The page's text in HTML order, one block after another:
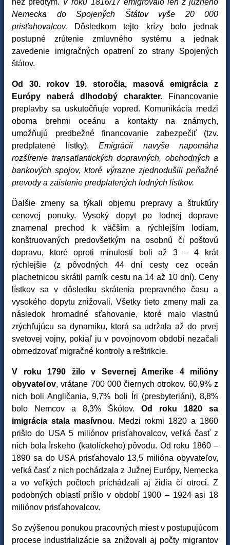
než predtým. V roku 1816/17 emigrovalo len z južného
Nemecka do Spojených Štátov vyše 20 000
prisťahovalcov. Dôsledkom tejto krízy bolo jednak
postupné zrútenie zmluvného systému a jednak
zavedenie imigračných opatrení zo strany Spojených
štátov.
Od 30. rokov 19. storočia, masová emigrácia z
Európy naberá dlhodobý charakter. Financovanie
preplavby sa uskutočňuje vopred. Komunikácia medzi
oboma brehmi oceánu a kontakty na známych,
umožňujú predbežné financovanie zabezpečiť (tzv.
predplatené lístky). Emigrácii navyše napomáha
rozšírenie transatlantických dopravných, obchodných a
bankových spojov, ktoré výrazne zjednodušili peňažné
prevody a zaistenie predplatených lodných lístkov.
Ďalšie zmeny sa týkali objemu prepravy a štruktúry
cenovej ponuky. Vysoký dopyt po lodnej doprave
znamenal prechod k väčším a rýchlejším lodiam,
konštruovaných predovšetkým na osobnú či poštovú
dopravu, ktoré oproti minulosti boli až 3 – 4 krát
rýchlejšie (z pôvodných 44 dní cesty cez oceán
plachetnicou skrátil parník cestu na 14 až 10 dní). Ceny
lístkov sa v dôsledku skrátenia prepravného času a
vysokého dopytu znižovali. Všetky tieto zmeny mali za
následok hromadné sťahovanie, ktoré malo vlastnú
zrýchľujúcu sa dynamiku, ktorá sa udržala až do prvej
svetovej vojny, pokiaľ ju v povojnovom období nezačali
obmedzovať migračné kontroly a reštrikcie.
V roku 1790 žilo v Severnej Amerike 4 milióny
obyvateľov, vrátane 700 000 čiernych otrokov. 60,9% z
nich boli Angličania, 9,7% boli Íri (presbyteriáni), 8,8%
bolo Nemcov a 8,3% Škótov. Od roku 1820 sa
imigrácia stala masívnou. Medzi rokmi 1820 a 1860
prišlo do USA 5 miliónov prisťahovalcov, veľká časť z
nich bola Írskeho (katolíckeho) pôvodu. Od roku 1860 –
1890 sa do USA prisťahovalo 13,5 milióna obyvateľov,
veľká časť z nich pochádzala z Južnej Európy, Nemecka
a vo veľkých počtoch prichádzali aj židia či otroci. Z
podobných oblastí prišlo v období 1900 – 1924 asi 18
miliónov prisťahovalcov.
So zvýšenou ponukou pracovných miest v postupujúcom
procese industrializácie sa znižovali aj počty migrantov